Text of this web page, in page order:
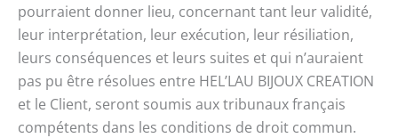
pourraient donner lieu, concernant tant leur validité,
leur interprétation, leur exécution, leur résiliation,
leurs conséquences et leurs suites et qui n’auraient
pas pu être résolues entre HEL’LAU BIJOUX CREATION
et le Client, seront soumis aux tribunaux français
compétents dans les conditions de droit commun.